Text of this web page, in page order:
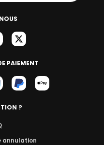
PAIEMENT
?
annulation